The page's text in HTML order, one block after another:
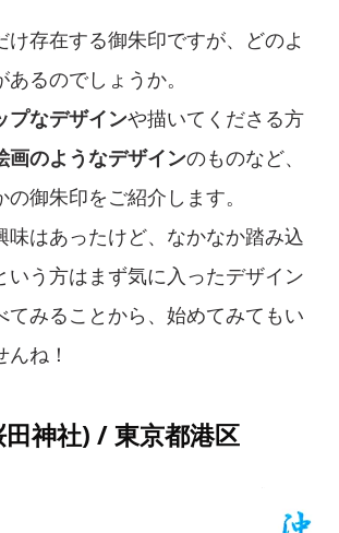
け存在する御朱印ですが、どのよ
るのでしょうか。
プなデザインや描いてくださる方
画のようなデザインのものなど、
御朱印をご紹介します。
味はあったけど、なかなか踏み込
いう方はまず気に入ったデザイン
てみることから、始めてみてもい
ね！
神社) / 東京都港区